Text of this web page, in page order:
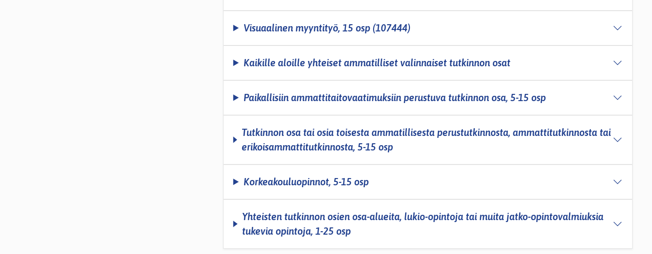
Visuaalinen myyntityö, 15 osp (107444)
Kaikille aloille yhteiset ammatilliset valinnaiset tutkinnon osat
Paikallisiin ammattitaitovaatimuksiin perustuva tutkinnon osa, 5-­15 osp
Tutkinnon osa tai osia toisesta ammatillisesta perustutkinnosta, ammattitutkinnosta tai
erikoisammattitutkinnosta, 5­-15 osp
Korkeakouluopinnot, 5-15 osp
Yhteisten tutkinnon osien osa-­alueita, lukio-opintoja tai muita jatko-opintovalmiuksia
tukevia opintoja, 1-­25 osp